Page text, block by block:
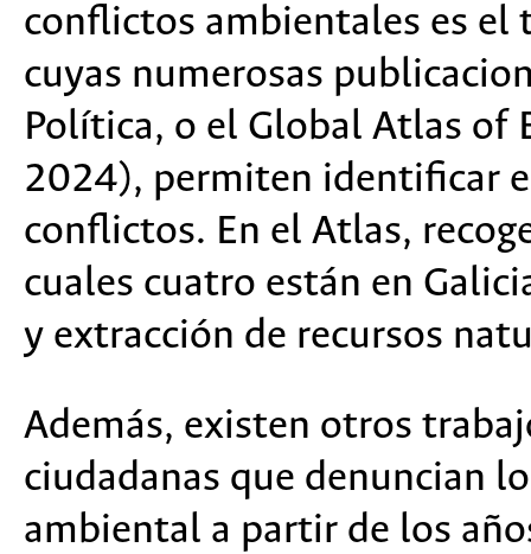
conflictos ambientales es el
cuyas numerosas
Política, o el Global Atlas of
2024), permiten identificar
conflictos. En el Atlas,
cuales cuatro están en
y extracción de recursos
Además, existen otros
ciudadanas que denuncian
ambiental a partir de los